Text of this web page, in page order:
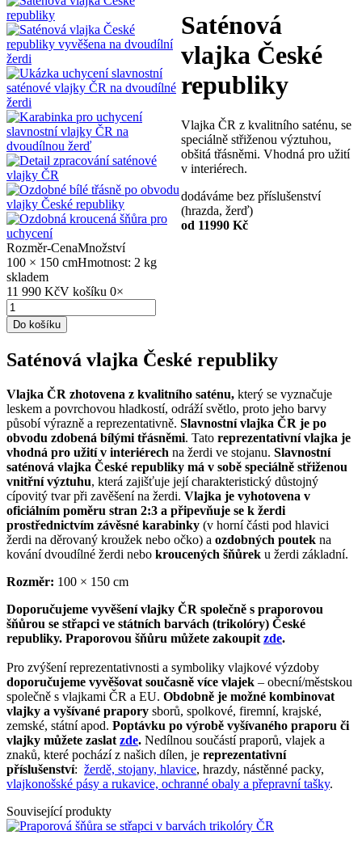
Saténová
vlajka České
republiky
Vlajka ČR z kvalitního saténu, se
speciálně střiženou výztuhou,
obšitá třásněmi. Vhodná pro užití
v interiérech.
dodáváme bez příslušenství
(hrazda, žerď)
od 11990 Kč
Rozměr-CenaMnožství
100 × 150 cmHmotnost: 2 kg
skladem
11 990 KčV košíku 0×
Do košíku
Saténová vlajka České republiky
Vlajka ČR zhotovena z kvalitního saténu, který se vyznačuje
leskem a povrchovou hladkostí, odráží světlo, proto jeho barvy
působí výrazně a reprezentativně. Slavnostní vlajka ČR je po
obvodu zdobená bílými třásněmi. Tato reprezentativní vlajka je
vhodná pro užití v interiérech na žerdi ve stojanu. Slavnostní
saténová vlajka České republiky má v sobě speciálně střiženou
vnitřní výztuhu, která zajišťuje její charakteristický důstojný
cípovitý tvar při zavěšení na žerdi. Vlajka je vyhotovena v
oficiálním poměru stran 2:3 a připevňuje se k žerdi
prostřednictvím závěsné karabinky (v horní části pod hlavici
žerdi na děrovaný kroužek nebo očko) a ozdobných poutek na
kování dvoudílné žerdi nebo kroucených šňůrek u žerdi základní.
Rozměr: 100 × 150 cm
Doporučujeme vyvěšení vlajky ČR společně s praporovou
šňůrou se střapci ve státních barvách (trikolóry) České
republiky. Praporovou šňůru můžete zakoupit zde.
Pro zvýšení reprezentativnosti a symboliky vlajkové výzdoby
doporučujeme vyvěšovat současně více vlajek – obecní/městskou
společně s vlajkami ČR a EU. Obdobně je možné kombinovat
vlajky a vyšívané prapory sborů, spolkové, firemní, krajské,
zemské, státní apod. Poptávku po výrobě vyšívaného praporu či
vlajky můžete zaslat zde. Nedílnou součástí praporů, vlajek a
znaků, které pochází z našich dílen, je reprezentativní
příslušenství: žerdě, stojany, hlavice, hrazdy, nástěnné packy,
vlajkonošské pásy a rukavice, ochranné obaly a přepravní tašky.
Související produkty